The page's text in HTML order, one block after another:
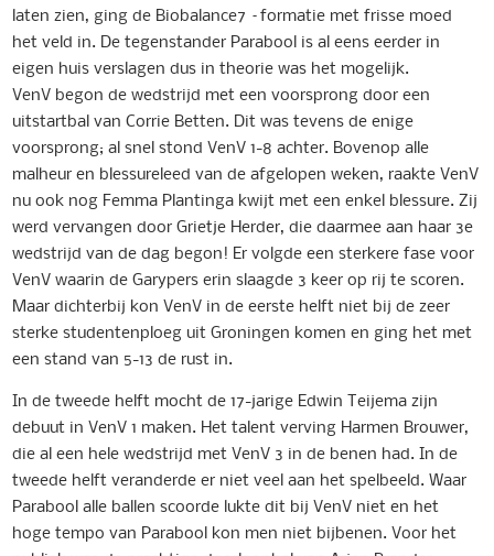
laten zien, ging de Biobalance7 –formatie met frisse moed
het veld in. De tegenstander Parabool is al eens eerder in
eigen huis verslagen dus in theorie was het mogelijk.
VenV begon de wedstrijd met een voorsprong door een
uitstartbal van Corrie Betten. Dit was tevens de enige
voorsprong; al snel stond VenV 1-8 achter. Bovenop alle
malheur en blessureleed van de afgelopen weken, raakte VenV
nu ook nog Femma Plantinga kwijt met een enkel blessure. Zij
werd vervangen door Grietje Herder, die daarmee aan haar 3e
wedstrijd van de dag begon! Er volgde een sterkere fase voor
VenV waarin de Garypers erin slaagde 3 keer op rij te scoren.
Maar dichterbij kon VenV in de eerste helft niet bij de zeer
sterke studentenploeg uit Groningen komen en ging het met
een stand van 5-13 de rust in.
In de tweede helft mocht de 17-jarige Edwin Teijema zijn
debuut in VenV 1 maken. Het talent verving Harmen Brouwer,
die al een hele wedstrijd met VenV 3 in de benen had. In de
tweede helft veranderde er niet veel aan het spelbeeld. Waar
Parabool alle ballen scoorde lukte dit bij VenV niet en het
hoge tempo van Parabool kon men niet bijbenen. Voor het